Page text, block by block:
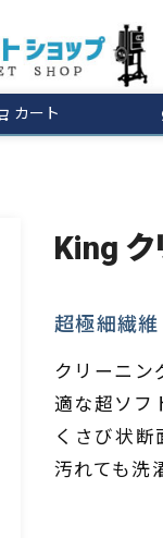
カート
King
超極細繊
クリーニン
適な超ソフ
くさび状
汚れても洗